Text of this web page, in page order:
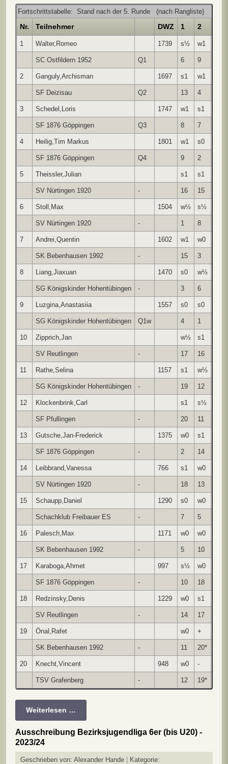
Fortschrittstabelle: Stand nach der 5. Runde (nach Rangliste)
Nr. Teilnehmer DWZ 1 2
1 Walter,Romeo 1739 s½ w1
SC Ostfildern 1952 Q1 6 9
2 Ganguly,Archisman 1697 s1 w1
SF Deizisau Q2 13 4
3 Schedel,Loris 1747 w1 s1
SF 1876 Göppingen Q3 8 7
4 Heilig,Tim Markus 1801 w1 s0
SF 1876 Göppingen Q4 9 2
5 Theissler,Julian s1 s1
SV Nürtingen 1920 - 16 15
6 Stoll,Max 1504 w½ s½
SV Nürtingen 1920 - 1 8
7 Andrei,Quentin 1602 w1 w0
SK Bebenhausen 1992 - 15 3
8 Liang,Jiaxuan 1470 s0 w½
SG Königskinder Hohentübingen - 3 6
9 Luzgina,Anastasiia 1557 s0 s0
SG Königskinder Hohentübingen Q1w 4 1
10 Zipprich,Jan w½ s1
SV Reutlingen - 17 16
11 Rathe,Selina 1157 s1 w½
SG Königskinder Hohentübingen - 19 12
12 Klockenbrink,Carl s1 s½
SF Pfullingen - 20 11
13 Gutsche,Jan-Frederick 1375 w0 s1
SF 1876 Göppingen - 2 14
14 Leibbrand,Vanessa 766 s1 w0
SV Nürtingen 1920 - 18 13
15 Schaupp,Daniel 1290 s0 w0
Schachklub Freibauer ES - 7 5
16 Palesch,Max 1171 w0 w0
SK Bebenhausen 1992 - 5 10
17 Karaboga,Ahmet 997 s½ w0
SF 1876 Göppingen - 10 18
18 Redzinsky,Denis 1229 w0 s1
SV Reutlingen - 14 17
19 Önal,Rafet w0 +
SK Bebenhausen 1992 - 11 20*
20 Knecht,Vincent 948 w0 -
TSV Grafenberg - 12 19*
Weiterlesen …
Ausschreibung Bezirksjugendliga 6er (bis U20) -
2023/24
Geschrieben von: Alexander Hande
Kategorie: